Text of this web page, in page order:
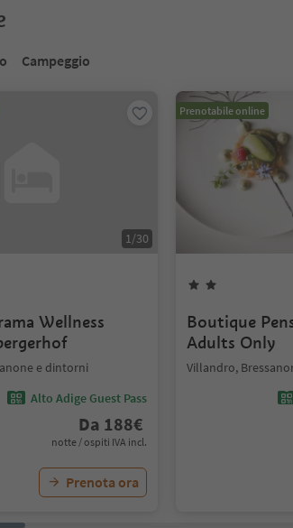
Campeggio
1/30
Wellness
e dintorni
Alto Adige Guest Pass
Da 188€
notte / ospiti IVA incl.
Prenota ora
Prenotabile online
Boutique
Adults Only
Villandro,